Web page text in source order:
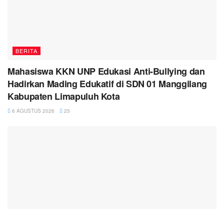
BERITA
Mahasiswa KKN UNP Edukasi Anti-Bullying dan
Hadirkan Mading Edukatif di SDN 01 Manggilang
Kabupaten Limapuluh Kota
6 AGUSTUS 2026 25